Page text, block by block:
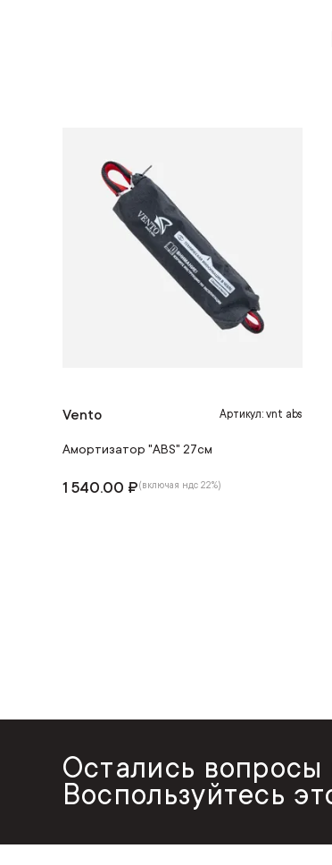
Vento Артикул: vnt abs
Амортизатор "ABS" 27см
1 540.00 ₽(включая ндс 22%)
Остались вопросы
Воспользуйтесь